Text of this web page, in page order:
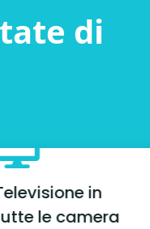
di
in
le camera